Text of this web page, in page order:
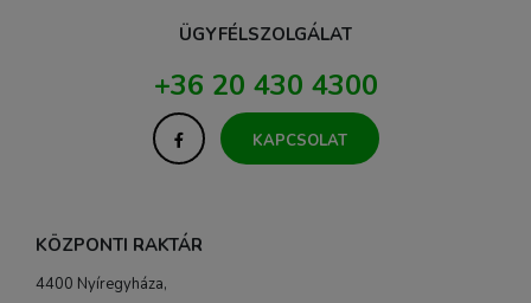
ÜGYFÉLSZOLGÁLAT
+36 20 430 4300
KAPCSOLAT
KÖZPONTI RAKTÁR
4400 Nyíregyháza,